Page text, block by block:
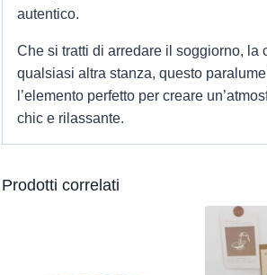
autentico.
Che si tratti di arredare il soggiorno, la
qualsiasi altra stanza, questo
l’elemento perfetto per creare
chic e rilassante.
Prodotti correlati